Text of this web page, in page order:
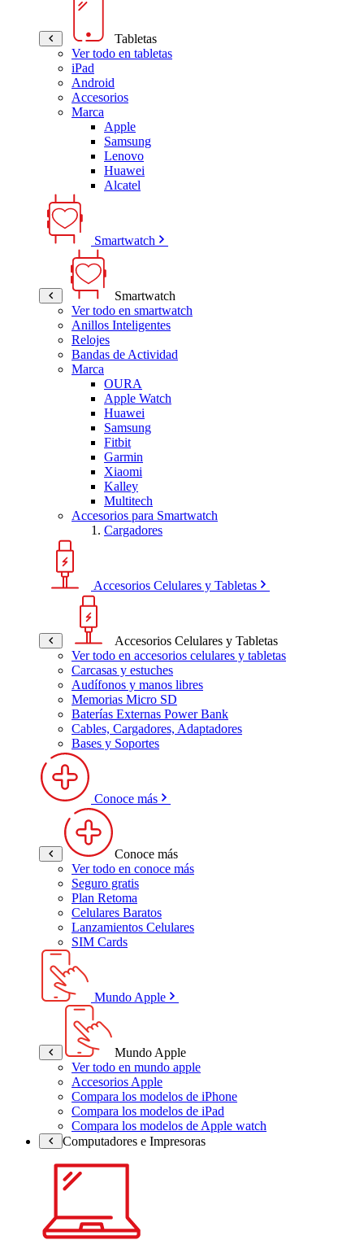
Tabletas
Ver todo en tabletas
iPad
Android
Accesorios
Marca
Apple
Samsung
Lenovo
Huawei
Alcatel
Smartwatch
Smartwatch
Ver todo en smartwatch
Anillos Inteligentes
Relojes
Bandas de Actividad
Marca
OURA
Apple Watch
Huawei
Samsung
Fitbit
Garmin
Xiaomi
Kalley
Multitech
Accesorios para Smartwatch
Cargadores
Accesorios Celulares y Tabletas
Accesorios Celulares y Tabletas
Ver todo en accesorios celulares y tabletas
Carcasas y estuches
Audífonos y manos libres
Memorias Micro SD
Baterías Externas Power Bank
Cables, Cargadores, Adaptadores
Bases y Soportes
Conoce más
Conoce más
Ver todo en conoce más
Seguro gratis
Plan Retoma
Celulares Baratos
Lanzamientos Celulares
SIM Cards
Mundo Apple
Mundo Apple
Ver todo en mundo apple
Accesorios Apple
Compara los modelos de iPhone
Compara los modelos de iPad
Compara los modelos de Apple watch
Computadores e Impresoras